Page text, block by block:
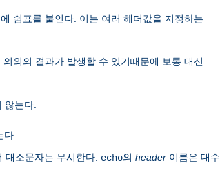
쉼표를 붙인다. 이는 여러 헤더값을 지정하는
외의 결과가 발생할 수 있기때문에 보통 대신
않는다.
다.
대소문자는 무시한다. echo의 header 이름은 대수